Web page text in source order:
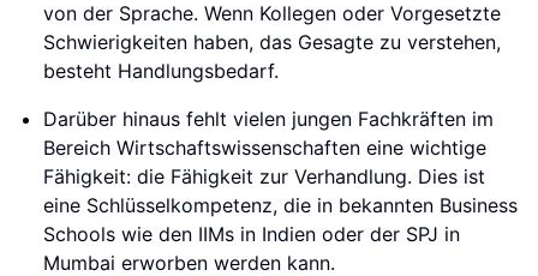
von der Sprache. Wenn Kollegen oder Vorgesetzte
Schwierigkeiten haben, das Gesagte zu verstehen,
besteht Handlungsbedarf.
Darüber hinaus fehlt vielen jungen Fachkräften im
Bereich Wirtschaftswissenschaften eine wichtige
Fähigkeit: die Fähigkeit zur Verhandlung. Dies ist
eine Schlüsselkompetenz, die in bekannten Business
Schools wie den IIMs in Indien oder der SPJ in
Mumbai erworben werden kann.